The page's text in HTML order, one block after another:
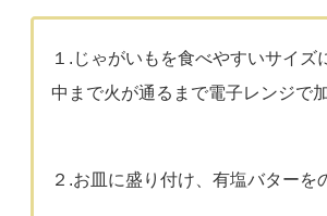
１.じゃがいもを食べやすいサイズ
中まで火が通るまで電子レンジで
２.お皿に盛り付け、有塩バターを